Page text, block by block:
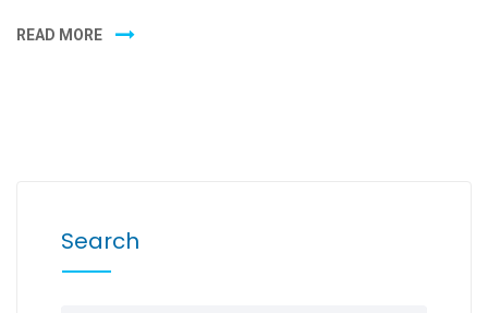
READ MORE
Search